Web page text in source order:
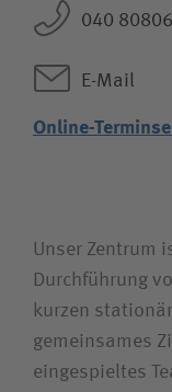
Wie können wir
Ich bin
Team
040
E-Mail
Online-
Unser Zentrum
Durchführung
kurzen
gemeinsames
eingespieltes